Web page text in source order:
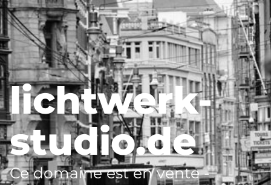
lichtwerk-
studio.de
Ce domaine est en vente -